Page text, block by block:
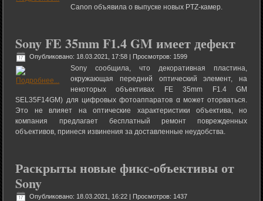
Canon объявила о выпуске новых PTZ-камер.
Sony FE 35mm F1.4 GM имеет дефект
Опубликовано: 18.03.2021, 17:58 | Просмотров: 1599
Sony сообщила, что декоративная пластина,
окружающая передний оптический элемент, на
некоторых объективах FE 35mm F1.4 GM
SEL35F14GM) для цифровых фотоаппаратов α может оторваться.
Это не влияет на оптические характеристики объектива, но
компания предлагает бесплатный ремонт поврежденных
объективов, принеся извинения за доставленные неудобства.
Раскрыты новые фикс-объективы от
Sony
Опубликовано: 18.03.2021, 16:22 | Просмотров: 1437